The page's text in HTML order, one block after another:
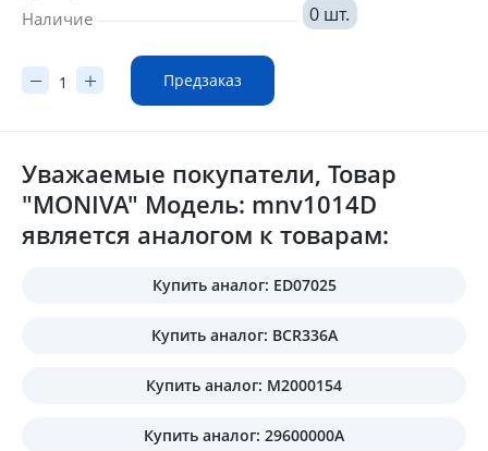
Наличие
0 шт.
Предзаказ
Уважаемые покупатели, Товар
"MONIVA" Модель: mnv1014D
является аналогом к товарам:
Купить аналог: ED07025
Купить аналог: BCR336A
Купить аналог: M2000154
Купить аналог: 29600000A